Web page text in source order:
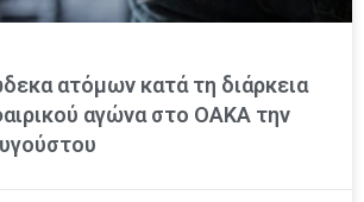
ατόμων κατά τη διάρκεια
αγώνα στο ΟΑΚΑ την